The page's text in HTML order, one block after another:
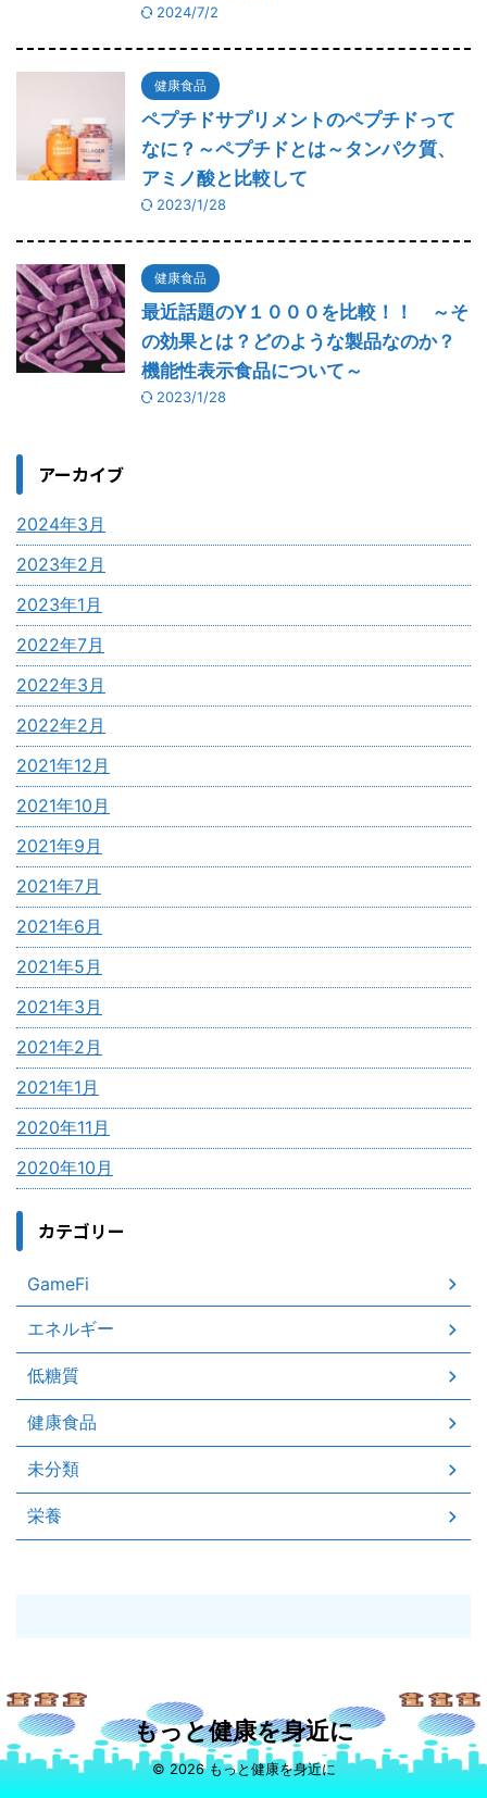
2024/7/2
健康食品
ペプチドサプリメントのペプチドって
なに？～ペプチドとは～タンパク質、
アミノ酸と比較して
2023/1/28
健康食品
最近話題のY１０００を比較！！ ～そ
の効果とは？どのような製品なのか？
機能性表示食品について～
2023/1/28
アーカイブ
2024年3月
2023年2月
2023年1月
2022年7月
2022年3月
2022年2月
2021年12月
2021年10月
2021年9月
2021年7月
2021年6月
2021年5月
2021年3月
2021年2月
2021年1月
2020年11月
2020年10月
カテゴリー
GameFi
エネルギー
低糖質
健康食品
未分類
栄養
もっと健康を身近に
© 2026 もっと健康を身近に